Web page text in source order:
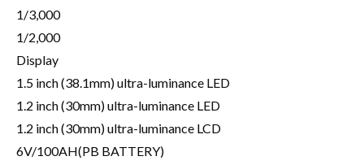
1/3,000
1/2,000
Display
1.5 inch (38.1mm) ultra-luminance LED
1.2 inch (30mm) ultra-luminance LED
1.2 inch (30mm) ultra-luminance LCD
6V/100AH(PB BATTERY)